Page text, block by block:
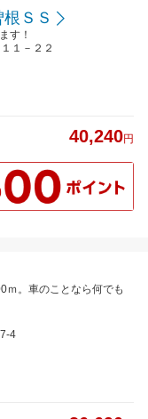
ＳＳ
す！
１－２２
40,240円
ｍ。車のことなら何でも
4